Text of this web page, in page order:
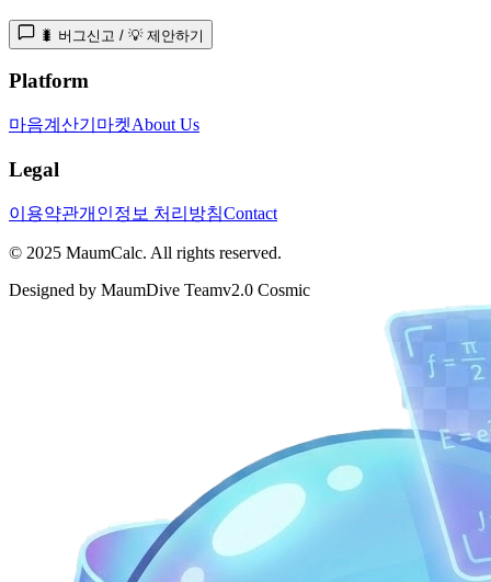
🐛 버그신고 / 💡 제안하기
Platform
마음계산기 마켓About Us
Legal
이용약관개인정보 처리방침Contact
© 2025 MaumCalc. All rights reserved.
Designed by MaumDive Teamv2.0 Cosmic